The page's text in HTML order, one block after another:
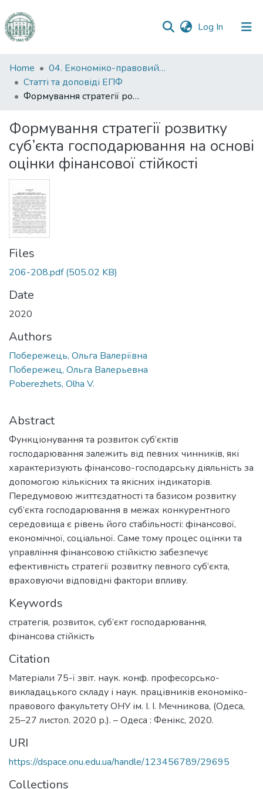
Log In (current)
Communities
&
Collections
Statistics
Home
04. Економіко-правовий факультет
Статті та доповіді ЕПФ
Формування стратегії розвитку суб’єкта господарювання на основі оцінки фінансової стійкості
Формування стратегії розвитку
суб’єкта господарювання на основі
оцінки фінансової стійкості
Files
206-208.pdf(505.02 KB)
Date
2020
Authors
Побережець, Ольга Валеріївна
Побережец, Ольга Валерьевна
Poberezhets, Olha V.
Abstract
Функціонування та розвиток суб’єктів
господарювання залежить від певних чинників, які
характеризують фінансово-господарську діяльність за
допомогою кількісних та якісних індикаторів.
Передумовою життєздатності та базисом розвитку
суб’єкта господарювання в межах конкурентного
середовища є рівень його стабільності: фінансової,
економічної, соціальної. Саме тому процес оцінки та
управління фінансовою стійкістю забезпечує
ефективність стратегії розвитку певного суб’єкта,
враховуючи відповідні фактори впливу.
Keywords
стратегія, розвиток, суб’єкт господарювання,
фінансова стійкість
Citation
Матеріали 75-ї звіт. наук. конф. професорсько-
викладацького складу і наук. працівників економіко-
правового факультету ОНУ ім. І. І. Мечникова, (Одеса,
25–27 листоп. 2020 р.). – Одеса : Фенікс, 2020.
URI
https://dspace.onu.edu.ua/handle/123456789/29695
Collections